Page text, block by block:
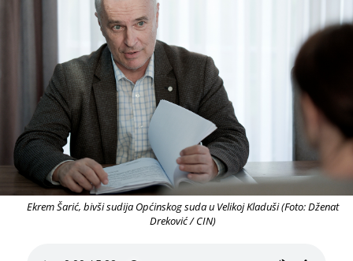
Ekrem Šarić, bivši sudija Općinskog suda u Velikoj Kladuši (Foto: Dženat
Dreković / CIN)